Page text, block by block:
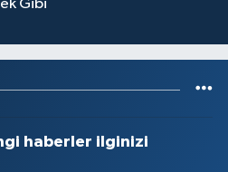
Gibi
haberler ilginizi